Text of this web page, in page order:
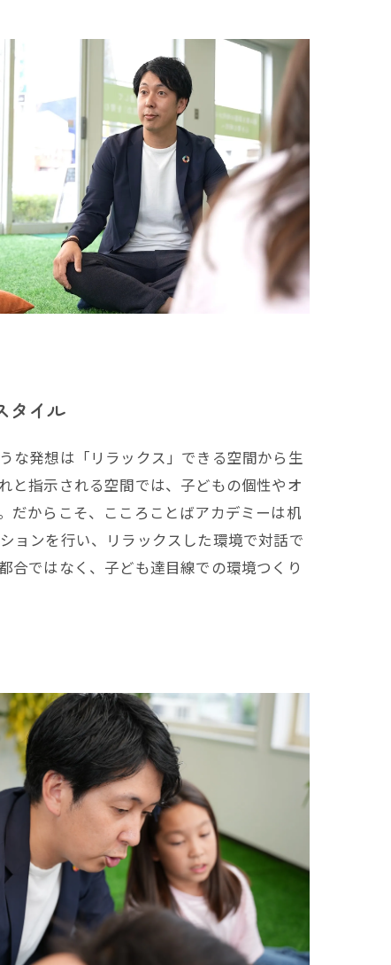
タイル
な発想は「リラックス」できる空間から生
と指示される空間では、子どもの個性やオ
だからこそ、こころことばアカデミーは机
ョンを行い、リラックスした環境で対話で
合ではなく、子ども達目線での環境つくり